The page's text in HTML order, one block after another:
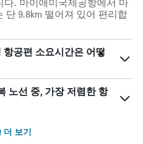
다. 마이애미국제공항에서 마
단 9.8km 떨어져 있어 편리합
공편 소요시간은 어떻
노선 중, 가장 저렴한 항
더 보기